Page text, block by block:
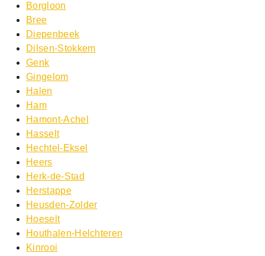
Borgloon
Bree
Diepenbeek
Dilsen-Stokkem
Genk
Gingelom
Halen
Ham
Hamont-Achel
Hasselt
Hechtel-Eksel
Heers
Herk-de-Stad
Herstappe
Heusden-Zolder
Hoeselt
Houthalen-Helchteren
Kinrooi